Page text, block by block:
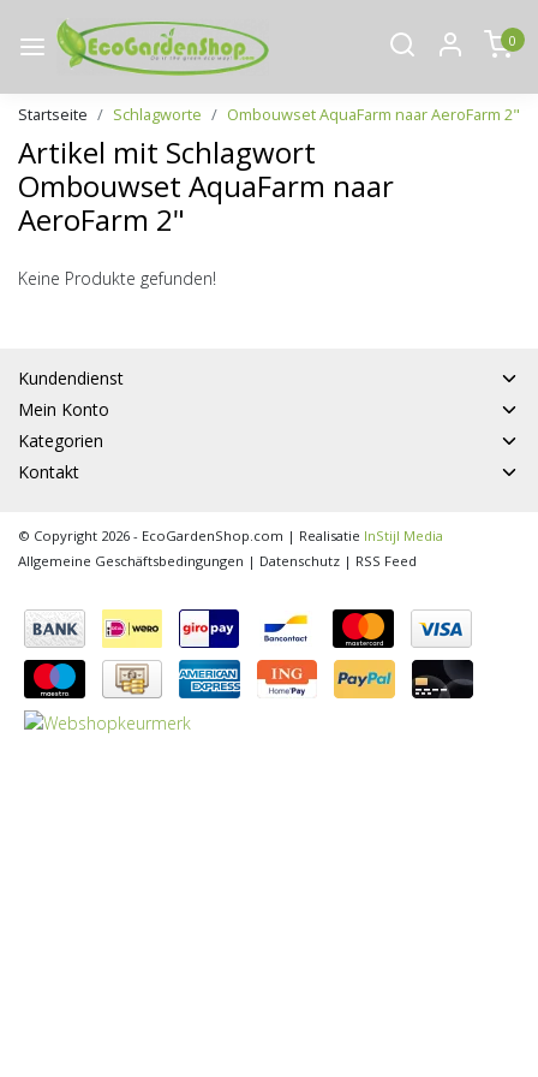
0
Startseite Schlagworte Ombouwset AquaFarm naar AeroFarm 2"
Artikel mit Schlagwort
Ombouwset AquaFarm naar
AeroFarm 2"
Keine Produkte gefunden!
Kundendienst
Mein Konto
Kategorien
Kontakt
© Copyright 2026 - EcoGardenShop.com | Realisatie InStijl Media
Allgemeine Geschäftsbedingungen | Datenschutz | RSS Feed